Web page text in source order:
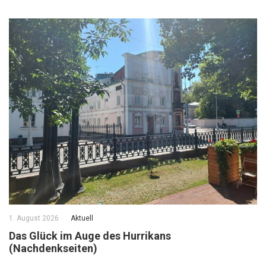
1. August 2026 Aktuell
Das Glück im Auge des Hurrikans
(Nachdenkseiten)